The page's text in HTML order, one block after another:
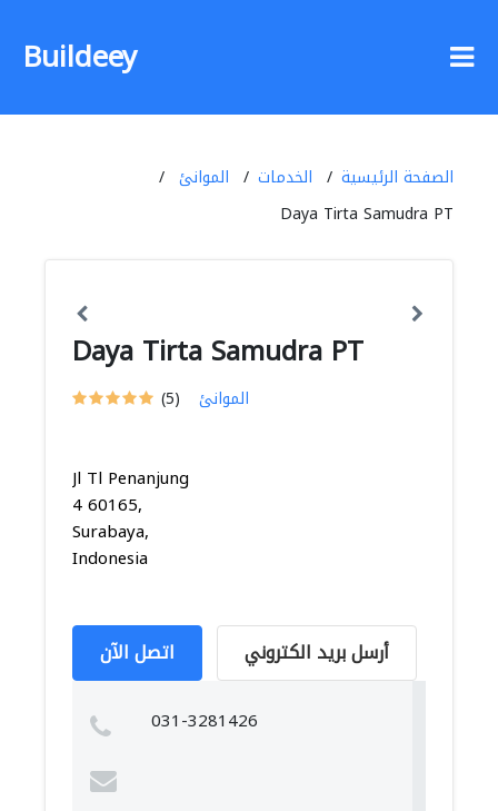
Buildeey
الصفحة الرئيسية الخدمات
الموانئ
Daya Tirta Samudra PT
Daya Tirta Samudra PT
(5) الموانئ
Jl Tl Penanjung
4 60165,
Surabaya,
Indonesia
اتصل الآن أرسل بريد الكتروني
031-3281426